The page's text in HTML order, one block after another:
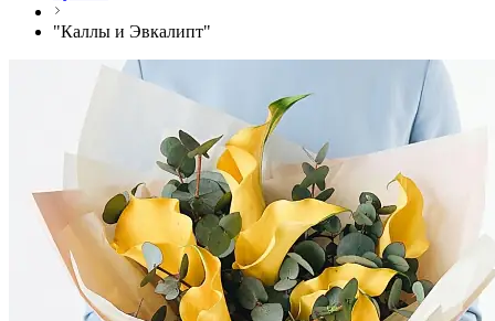
"Каллы и Эвкалипт"